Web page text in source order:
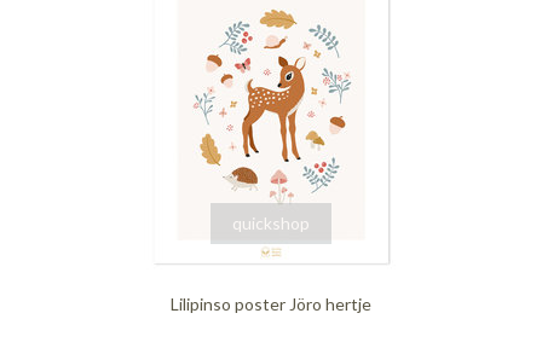
quickshop
Lilipinso poster Jöro hertje